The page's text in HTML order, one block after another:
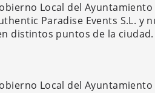
Local del
Paradise Events S.L.
distintos puntos de la ciudad.
Local del